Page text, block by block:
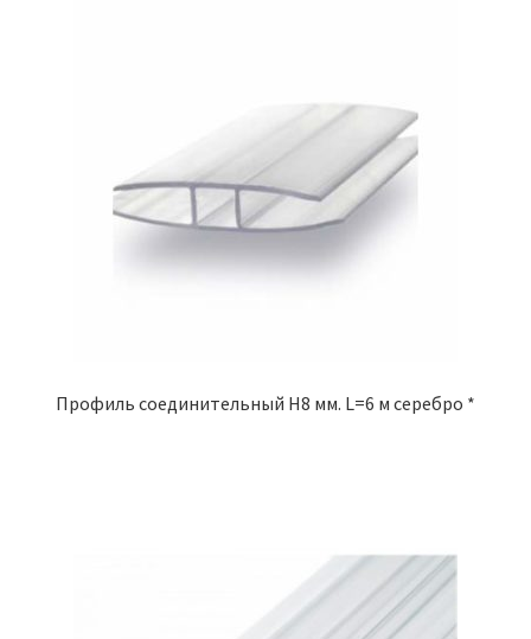
Профиль соединительный Н8 мм. L=6 м серебро *